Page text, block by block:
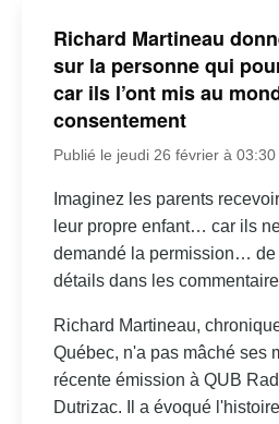
Richard Martineau
sur la personne qui
car ils l’ont mis au
consentement
Publié le jeudi 26 février à 03:30
Imaginez les parents
leur propre enfant… car ils
demandé la permission…
détails dans les
Richard Martineau,
Québec, n'a pas mâché ses
récente émission à QUB
Dutrizac. Il a évoqué